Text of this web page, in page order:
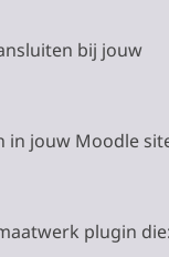
bij jouw
in jouw Moodle
plugin